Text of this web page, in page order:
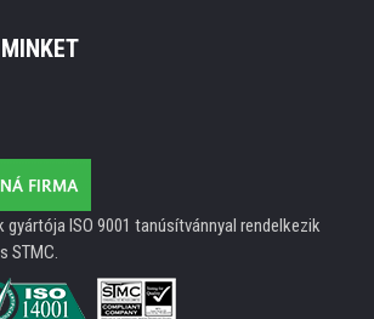
ISO 9001 tanúsítvánnyal rendelkezik
STMC.